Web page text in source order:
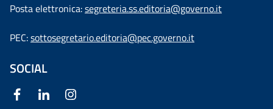
Posta elettronica:segreteria.ss.editoria@governo.it
PEC:sottosegretario.editoria@pec.governo.it
SOCIAL